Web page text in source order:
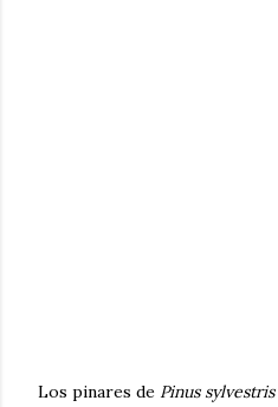
Los pinares de Pinus sylvestris